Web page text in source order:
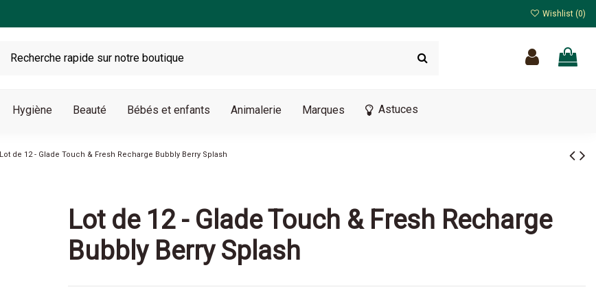
Wishlist (0)
Hygiène Beauté Bébés et enfants Animalerie Marques Astuces
Lot de 12 - Glade Touch & Fresh Recharge Bubbly Berry Splash
Lot de 12 - Glade Touch & Fresh Recharge
Bubbly Berry Splash